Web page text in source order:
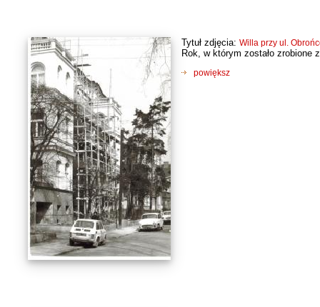
Tytuł zdjęcia: Willa przy ul.
Rok, w którym zostało zrobione
powiększ